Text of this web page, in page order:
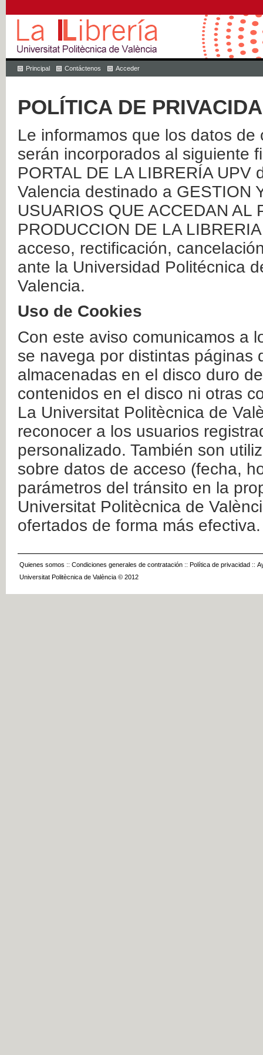
Principal Contáctenos Acceder
POLÍTICA DE
Le informamos que los datos
serán incorporados al siguiente
PORTAL DE LA LIBRERÍA
Valencia destinado a GESTION
USUARIOS QUE ACCEDAN AL
PRODUCCION DE LA
acceso, rectificación,
ante la Universidad Politécnica
Valencia.
Uso de Cookies
Con este aviso comunicamos a
se navega por distintas páginas
almacenadas en el disco duro
contenidos en el disco ni otras
La Universitat Politècnica de
reconocer a los usuarios
personalizado. También son
sobre datos de acceso (fecha,
parámetros del tránsito en la
Universitat Politècnica de
ofertados de forma más efectiva.
Quienes somos :: Condiciones generales de contratación :: Política de privacidad ::
Universitat Politècnica de València © 2012